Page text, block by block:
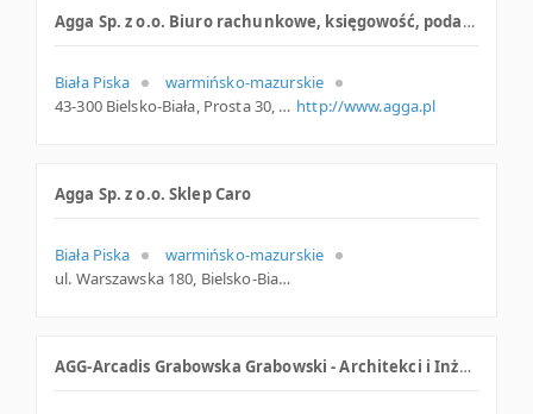
Agga Sp. z o.o. Biuro rachunkowe, księgowość, podatki
Biała Piska
warmińsko-mazurskie
43-300 Bielsko-Biała, Prosta 30, woj. Śląskie, pow. Bielsko-Biała, gm. Bielsko-Biała http://www.agga.pl
Agga Sp. z o.o. Sklep Caro
Biała Piska
warmińsko-mazurskie
ul. Warszawska 180, Bielsko-Biała
AGG-Arcadis Grabowska Grabowski - Architekci i Inżynierowie sp. z o.o.